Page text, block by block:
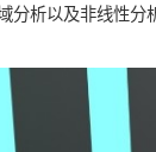
分析以及非线性分